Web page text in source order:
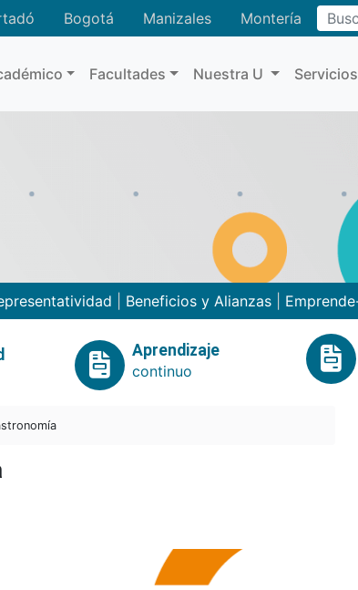
Bogotá Manizales MonteríaBuscar
Facultades Nuestra U
Beneficios y Alianzas
Aprendizaje
continuo